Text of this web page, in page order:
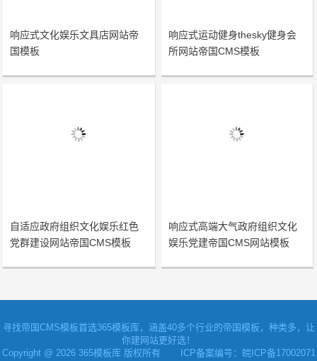
响应式文化娱乐文具店网站帝
国模板
响应式运动健身thesky健身会
所网站帝国CMS模板
自适应政府组织文化娱乐红色
党群建设网站帝国CMS模板
响应式高端大气政府组织文化
娱乐党建帝国CMS网站模板
寻找帝国CMS模板首选365模板库，涵盖40多个行业的帝国模板，种类多，让
你建网站更好选！
Copyright @ 2026 365模板库 版权所有
ICP备案编号：皖ICP备17002071